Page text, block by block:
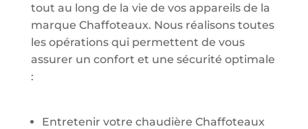
tout au long de la vie de vos appareils de la
marque Chaffoteaux. Nous réalisons toutes
les opérations qui permettent de vous
assurer un confort et une sécurité optimale
:
Entretenir votre chaudière Chaffoteaux